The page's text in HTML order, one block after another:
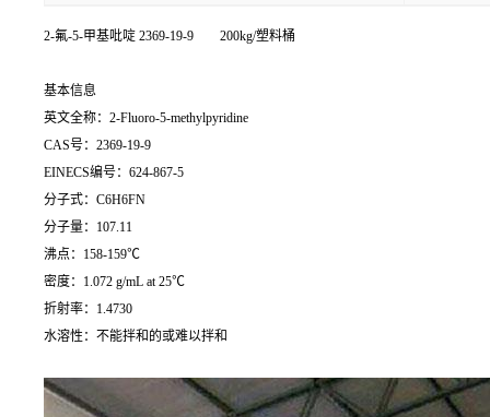
2-氟-5-甲基吡啶 2369-19-9 200kg/塑料桶
基本信息
英文全称：2-Fluoro-5-methylpyridine
CAS号：2369-19-9
EINECS编号：624-867-5
分子式：C6H6FN
分子量：107.11
沸点：158-159℃
密度：1.072 g/mL at 25℃
折射率：1.4730
水溶性：不能拌和的或难以拌和